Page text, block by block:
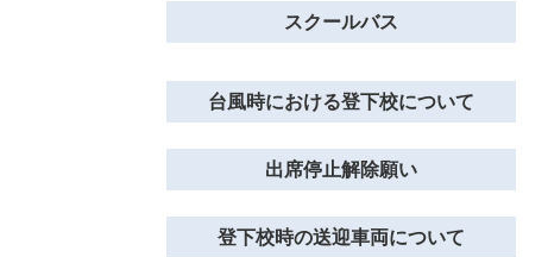
スクールバス
台風時における登下校について
出席停止解除願い
登下校時の送迎車両について